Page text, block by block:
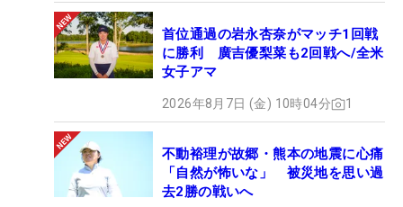
首位通過の岩永杏奈がマッチ1回戦
に勝利 廣吉優梨菜も2回戦へ/全米
女子アマ
2026年8月7日 (金) 10時04分 1
不動裕理が故郷・熊本の地震に心痛
「自然が怖いな」 被災地を思い過
去2勝の戦いへ